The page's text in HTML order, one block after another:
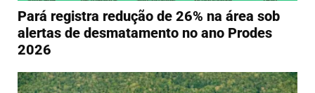
Pará registra redução de 26% na área sob
alertas de desmatamento no ano Prodes
2026